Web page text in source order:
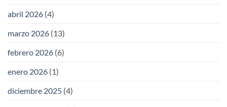
abril 2026 (4)
marzo 2026 (13)
febrero 2026 (6)
enero 2026 (1)
diciembre 2025 (4)